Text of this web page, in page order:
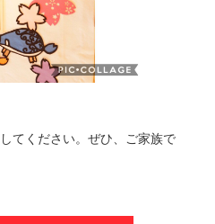
てください。ぜひ、ご家族で